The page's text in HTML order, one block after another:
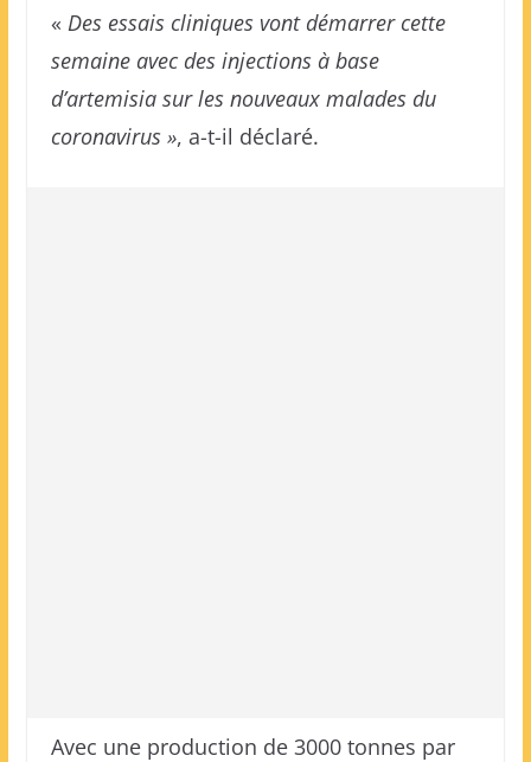
« Des essais cliniques vont démarrer cette
semaine avec des injections à base
d’artemisia sur les nouveaux malades du
coronavirus », a-t-il déclaré.
Avec une production de 3000 tonnes par